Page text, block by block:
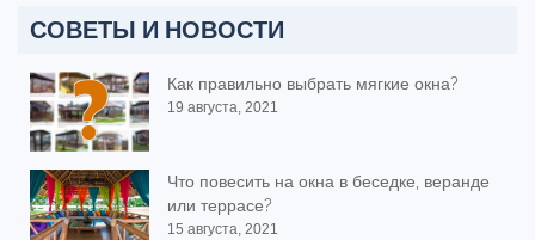
СОВЕТЫ И НОВОСТИ
Как правильно выбрать мягкие окна?
19 августа, 2021
Что повесить на окна в беседке, веранде
или террасе?
15 августа, 2021